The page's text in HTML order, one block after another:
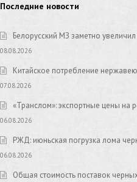
Последние новости
Белорусский МЗ заметно
08.08.2026
Китайское потребление
07.08.2026
«Транслом»: экспортные цены на
06.08.2026
РЖД: июньская погрузка лома
06.08.2026
Общая стоимость поставок